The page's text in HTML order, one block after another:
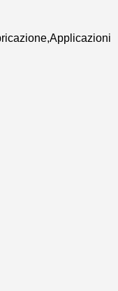
Applicazioni